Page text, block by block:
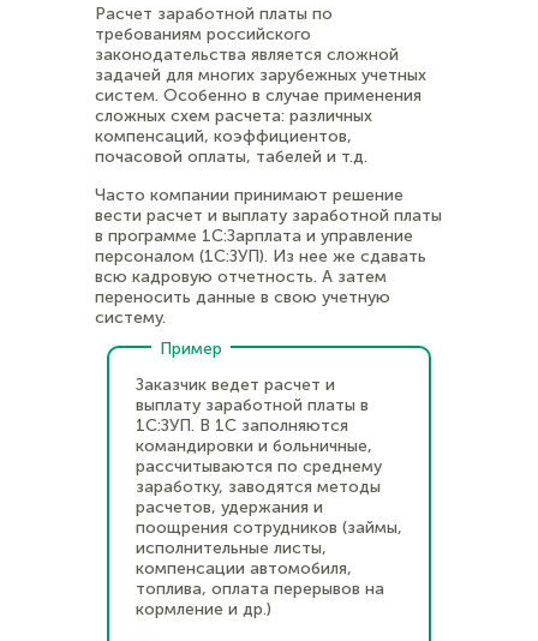
Расчет заработной платы по
требованиям российского
законодательства является сложной
задачей для многих зарубежных учетных
систем. Особенно в случае применения
сложных схем расчета: различных
компенсаций, коэффициентов,
почасовой оплаты, табелей и т.д.
Часто компании принимают решение
вести расчет и выплату заработной платы
в программе 1С:Зарплата и управление
персоналом (1С:ЗУП). Из нее же сдавать
всю кадровую отчетность. А затем
переносить данные в свою учетную
систему.
Пример
Заказчик ведет расчет и
выплату заработной платы в
1С:ЗУП. В 1С заполняются
командировки и больничные,
рассчитываются по среднему
заработку, заводятся методы
расчетов, удержания и
поощрения сотрудников (займы,
исполнительные листы,
компенсации автомобиля,
топлива, оплата перерывов на
кормление и др.)